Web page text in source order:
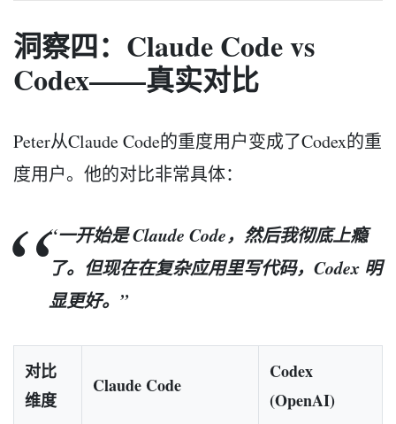
洞察四：Claude Code vs
Codex——真实对比
Peter从Claude Code的重度用户变成了Codex的重
度用户。他的对比非常具体：
“一开始是 Claude Code，然后我彻底上瘾
了。但现在在复杂应用里写代码，Codex 明
显更好。”
对比
维度
Claude Code
Codex
(OpenAI)